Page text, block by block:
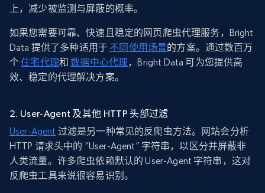
上，减少被监测与屏蔽的概率。
如果您需要可靠、快速且稳定的网页爬虫代理服务，Bright
Data 提供了多种适用于 不同使用场景的方案。通过数百万
个住宅代理和数据中心代理，Bright Data 可为您提供高
效、稳定的代理解决方案。
2. User-Agent 及其他 HTTP 头部过滤
User-Agent 过滤是另一种常见的反爬虫方法。网站会分析
HTTP 请求头中的 “User-Agent” 字符串，以区分并屏蔽非
人类流量。许多爬虫依赖默认的 User-Agent 字符串，这对
反爬虫工具来说很容易识别。